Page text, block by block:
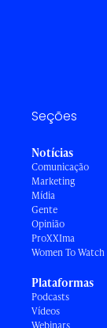
Seções
Notícias
Comunicação
Marketing
Mídia
Gente
Opinião
ProXXIma
Women To Watch
Plataformas
Podcasts
Vídeos